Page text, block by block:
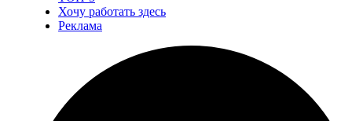
Хочу работать здесь
Реклама